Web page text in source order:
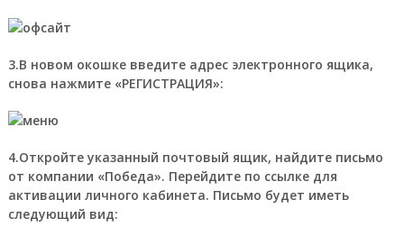
3.В новом окошке введите адрес электронного ящика,
снова нажмите «РЕГИСТРАЦИЯ»:
4.Откройте указанный почтовый ящик, найдите письмо
от компании «Победа». Перейдите по ссылке для
активации личного кабинета. Письмо будет иметь
следующий вид: